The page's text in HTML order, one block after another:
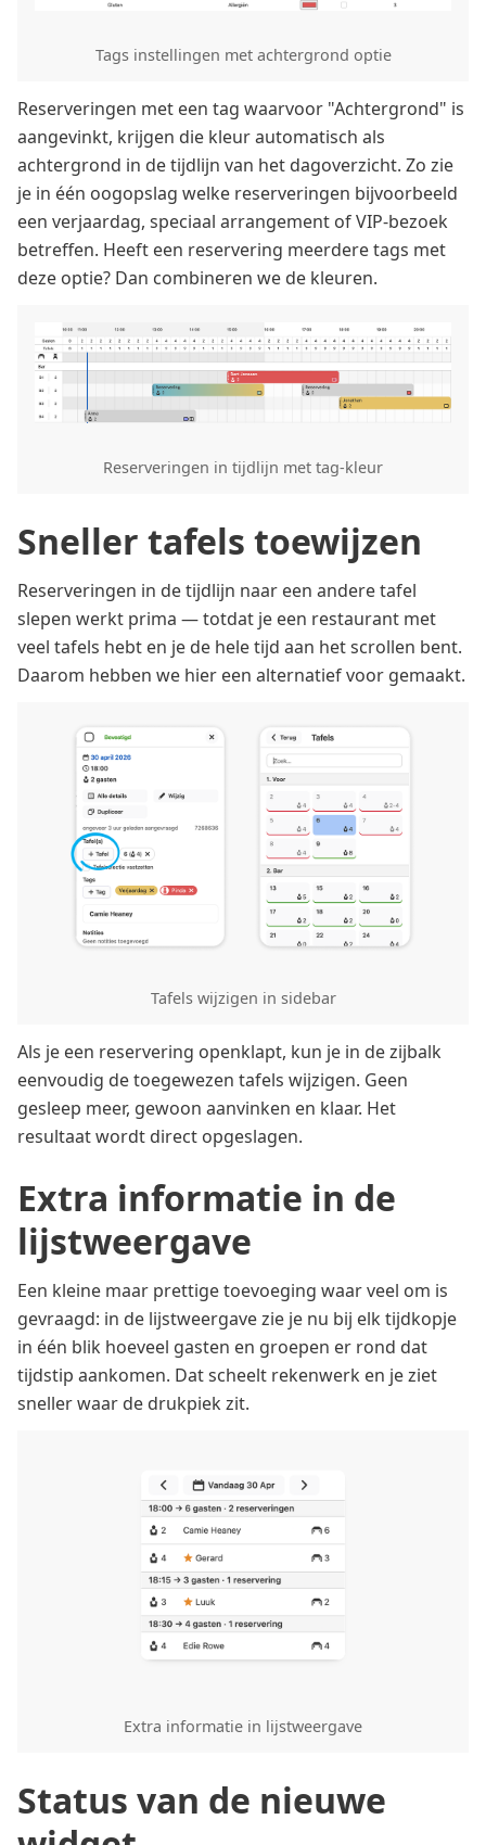
Tags instellingen met achtergrond optie
Reserveringen met een tag waarvoor "Achtergrond" is
aangevinkt, krijgen die kleur automatisch als
achtergrond in de tijdlijn van het dagoverzicht. Zo zie
je in één oogopslag welke reserveringen bijvoorbeeld
een verjaardag, speciaal arrangement of VIP-bezoek
betreffen. Heeft een reservering meerdere tags met
deze optie? Dan combineren we de kleuren.
Reserveringen in tijdlijn met tag-kleur
Sneller tafels toewijzen
Reserveringen in de tijdlijn naar een andere tafel
slepen werkt prima — totdat je een restaurant met
veel tafels hebt en je de hele tijd aan het scrollen bent.
Daarom hebben we hier een alternatief voor gemaakt.
Tafels wijzigen in sidebar
Als je een reservering openklapt, kun je in de zijbalk
eenvoudig de toegewezen tafels wijzigen. Geen
gesleep meer, gewoon aanvinken en klaar. Het
resultaat wordt direct opgeslagen.
Extra informatie in de
lijstweergave
Een kleine maar prettige toevoeging waar veel om is
gevraagd: in de lijstweergave zie je nu bij elk tijdkopje
in één blik hoeveel gasten en groepen er rond dat
tijdstip aankomen. Dat scheelt rekenwerk en je ziet
sneller waar de drukpiek zit.
Extra informatie in lijstweergave
Status van de nieuwe